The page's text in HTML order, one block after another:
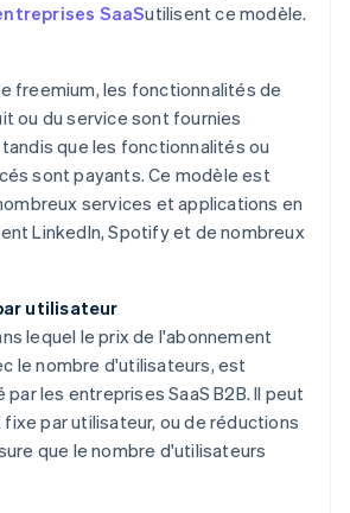
SaaSutilisent ce modèle.
freemium, les fonctionnalités de
ou du service sont fournies
que les fonctionnalités ou
sont payants. Ce modèle est
services et applications en
LinkedIn, Spotify et de nombreux
utilisateur
lequel le prix de l'abonnement
le nombre d'utilisateurs, est
les entreprises SaaS B2B. Il peut
fixe par utilisateur, ou de réductions
que le nombre d'utilisateurs